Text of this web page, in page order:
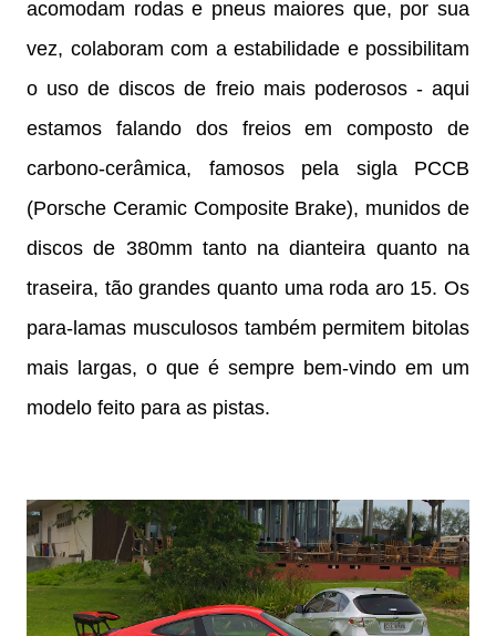
acomodam rodas e pneus maiores que, por sua
vez, colaboram com a estabilidade e possibilitam
o uso de discos de freio mais poderosos - aqui
estamos falando dos freios em composto de
carbono-cerâmica, famosos pela sigla PCCB
(Porsche Ceramic Composite Brake), munidos de
discos de 380mm tanto na dianteira quanto na
traseira, tão grandes quanto uma roda aro 15. Os
para-lamas musculosos também permitem bitolas
mais largas, o que é sempre bem-vindo em um
modelo feito para as pistas.